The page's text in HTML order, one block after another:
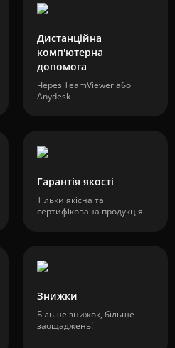
Дистанційна
комп'ютерна
допомога
Через TeamViewer або
Anydesk
Гарантія якості
Тільки якісна та
сертифікована продукція
Знижки
Більше знижок, більше
заощаджень!